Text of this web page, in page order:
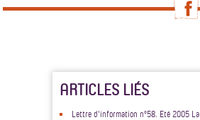
ARTICLES LIÉS
Lettre d'information n°58. Eté 2005 La